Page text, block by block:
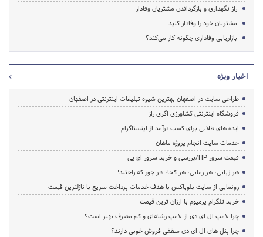
راز نگهداری و بازگرداندن مشتریان وفادار
مشتریان خود را وفادار کنید
بازاریابی وفاداری چگونه کار می‌کند؟
اخبار ویژه
طراحی سایت در اصفهان بهترین شیوه تبلیغات اینترنتی در اصفهان
فروشگاه اینترنتی کشاورزی اگری راز
ایده های طلایی برای کسب درآمد از اینستاگرام
خدمات سایت انجام پروژه ماهان
قیمت سرور HP/بررسی و خرید سرور اچ پی
هر زبانی، هر زمانی، هر کجا، هر جور که راحتید!
رونمایی از سایت بلوباکس با هدف خدمات پرداخت سریع با نازلترین قیمت
خرید تلگرام پرمیوم با ارزان ترین قیمت
چرا لامپ ال ای دی از لامپ رشته‌ای و کم مصرف بهتر است؟
چرا پنل های ال ای دی سقفی فروش خوبی دارند؟